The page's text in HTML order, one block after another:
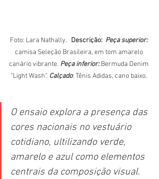
Foto: Lara Nathally. Descrição: Peça superior:
camisa Seleção Brasileira, em tom amarelo
canário vibrante. Peça inferior: Bermuda Denim
"Light Wash". Calçado: Tênis Adidas, cano baixo.
O ensaio explora a presença das
cores nacionais no vestuário
cotidiano, ultilizando verde,
amarelo e azul como elementos
centrais da composição visual.